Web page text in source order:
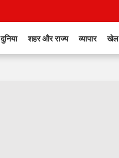
दुनिया शहर और राज्य व्यापार खेल